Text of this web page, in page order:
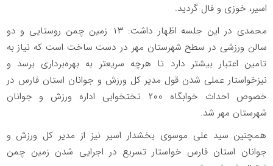
اسیر، خوزی و فال گردید.
محمدی در این جلسه اظهار داشت: ۱۳ زمین چمن روستایی و دو
سالن ورزشی در سطح شهرستان مهر در دست ساخت است که نیاز به
تامین اعتبار بیشتر دارد تا هرچه سریعتر به بهره‌برداری برسد و
نیزخواستار عملی شدن قول مدیر کل ورزش و جوانان استان فارس در
خصوص احداث خوابگاه ۲۰۰ تختخوابی اداره ورزش و جوانان
شهرستان مهر شد.
همچنین سید علی موسوی بخشدار اسیر نیز از مدیر کل ورزش و
جوانان استان فارس خواستار تسریع در اجرایی شدن زمین چمن